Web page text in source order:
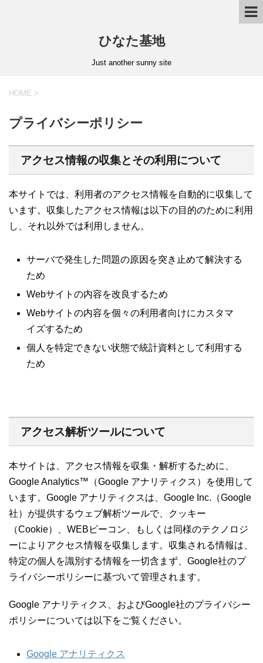
ひなた基地
Just another sunny site
HOME >
プライバシーポリシー
アクセス情報の収集とその利用について
本サイトでは、利用者のアクセス情報を自動的に収集して
います。収集したアクセス情報は以下の目的のために利用
し、それ以外では利用しません。
サーバで発生した問題の原因を突き止めて解決する
ため
Webサイトの内容を改良するため
Webサイトの内容を個々の利用者向けにカスタマ
イズするため
個人を特定できない状態で統計資料として利用する
ため
アクセス解析ツールについて
本サイトは、アクセス情報を収集・解析するために、
Google Analytics™（Google アナリティクス）を使用して
います。Google アナリティクスは、Google Inc.（Google
社）が提供するウェブ解析ツールで、クッキー
（Cookie）、WEBビーコン、もしくは同様のテクノロジ
ーによりアクセス情報を収集します。収集される情報は、
特定の個人を識別する情報を一切含まず、Google社のプ
ライバシーポリシーに基づいて管理されます。
Google アナリティクス、およびGoogle社のプライバシー
ポリシーについては以下をご覧ください。
Google アナリティクス